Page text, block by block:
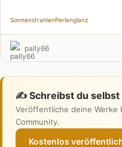
SonnenstrahlenPerlenglanz
pally66
✍️ Schreibst du selbst
Veröffentliche deine
Community.
Kostenlos